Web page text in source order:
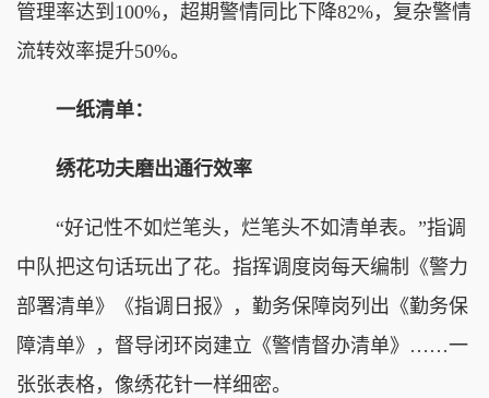
管理率达到100%，超期警情同比下降82%，复杂警情
流转效率提升50%。
一纸清单：
绣花功夫磨出通行效率
“好记性不如烂笔头，烂笔头不如清单表。”指调
中队把这句话玩出了花。指挥调度岗每天编制《警力
部署清单》《指调日报》，勤务保障岗列出《勤务保
障清单》，督导闭环岗建立《警情督办清单》……一
张张表格，像绣花针一样细密。